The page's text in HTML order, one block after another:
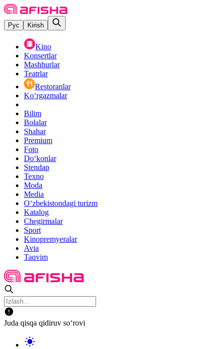
Рус Kirish
Kino
Konsertlar
Mashhurlar
Teatrlar
Restoranlar
Ko‘rgazmalar
Bilim
Bolalar
Shahar
Premium
Foto
Do‘konlar
Stendap
Texno
Moda
Media
O‘zbekistondagi turizm
Katalog
Chegirmalar
Sport
Kinopremyeralar
Avia
Taqvim
Juda qisqa qidiruv so‘rovi